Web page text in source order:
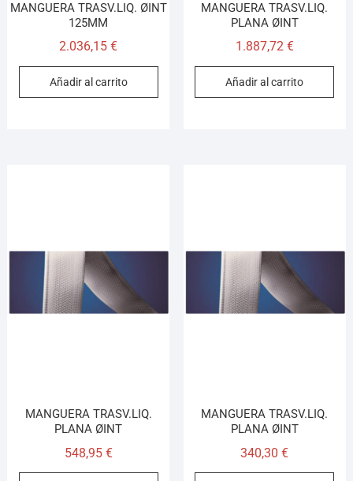
MANGUERA TRASV.LIQ. ØINT
125MM
2.036,15€
Añadir al carrito
MANGUERA TRASV.LIQ.
PLANA ØINT
1.887,72 €
Añadir al carrito
MANGUERA TRASV.LIQ.
PLANA ØINT
548,95 €
MANGUERA TRASV.LIQ.
PLANA ØINT
340,30€